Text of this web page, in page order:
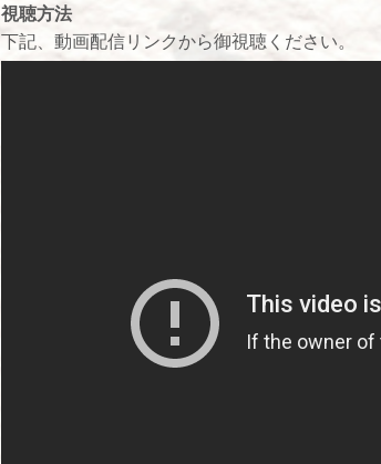
視聴方法
下記、動画配信リンクから御視聴ください。